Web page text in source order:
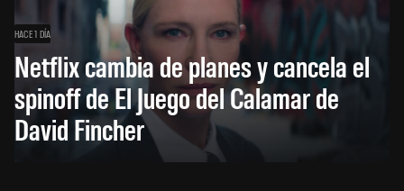
HACE 1 DÍA
Netflix cambia de planes y cancela el
spinoff de El Juego del Calamar de
David Fincher